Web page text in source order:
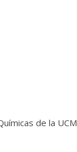
de la UCM